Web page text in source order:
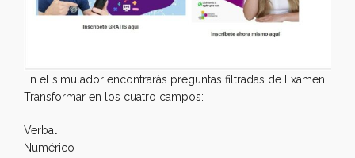
En el simulador encontrarás preguntas filtradas de Examen
Transformar en los cuatro campos:
Verbal
Numérico